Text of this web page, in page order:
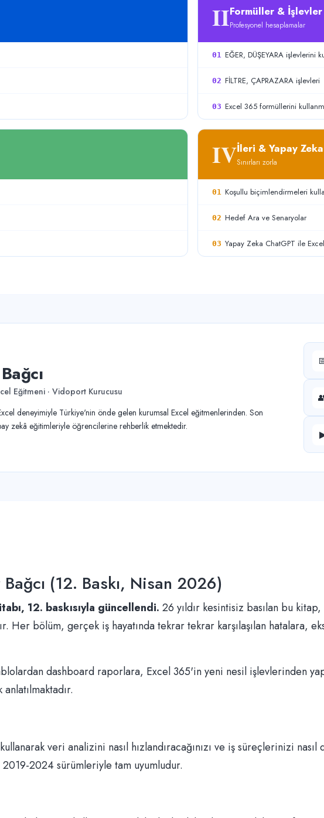
IIFormüller & İşlevler
Profesyonel hesaplamalar
01 EĞER, DÜŞEYARA işlevlerini
02 FİLTRE, ÇAPRAZARA işlevleri
03 Excel 365 formüllerini
IVİleri & Yapay Zeka
Sınırları zorla
01 Koşullu biçimlendirmeleri
02 Hedef Ara ve Senaryolar
03 Yapay Zeka ChatGPT ile Excel
Eğitmeni · Vidoport Kurucusu
deneyimiyle Türkiye'nin önde gelen kurumsal Excel eğitmenlerinden. Son
zekâ eğitimleriyle öğrencilerine rehberlik etmektedir.
(12. Baskı, Nisan 2026)
12. baskısıyla güncellendi. 26 yıldır kesintisiz basılan bu
Her bölüm, gerçek iş hayatında tekrar tekrar karşılaşılan hatalara,
dashboard raporlara, Excel 365'in yeni nesil işlevlerinden
veri analizini nasıl hızlandıracağınızı ve iş süreçlerinizi
2024 sürümleriyle tam uyumludur.